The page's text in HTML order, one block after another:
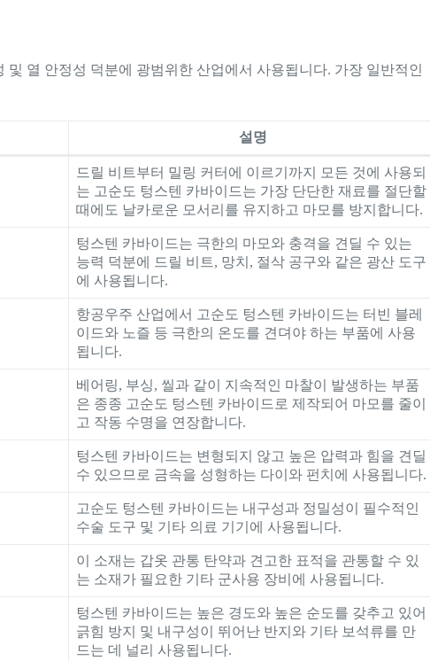
열 안정성 덕분에 광범위한 산업에서 사용됩니다. 가장 일반적인
설명
드릴 비트부터 밀링 커터에 이르기까지 모든 것에 사용되
는 고순도 텅스텐 카바이드는 가장 단단한 재료를 절단할
때에도 날카로운 모서리를 유지하고 마모를 방지합니다.
텅스텐 카바이드는 극한의 마모와 충격을 견딜 수 있는
능력 덕분에 드릴 비트, 망치, 절삭 공구와 같은 광산 도구
에 사용됩니다.
항공우주 산업에서 고순도 텅스텐 카바이드는 터빈 블레
이드와 노즐 등 극한의 온도를 견뎌야 하는 부품에 사용
됩니다.
베어링, 부싱, 씰과 같이 지속적인 마찰이 발생하는 부품
은 종종 고순도 텅스텐 카바이드로 제작되어 마모를 줄이
고 작동 수명을 연장합니다.
텅스텐 카바이드는 변형되지 않고 높은 압력과 힘을 견딜
수 있으므로 금속을 성형하는 다이와 펀치에 사용됩니다.
고순도 텅스텐 카바이드는 내구성과 정밀성이 필수적인
수술 도구 및 기타 의료 기기에 사용됩니다.
이 소재는 갑옷 관통 탄약과 견고한 표적을 관통할 수 있
는 소재가 필요한 기타 군사용 장비에 사용됩니다.
텅스텐 카바이드는 높은 경도와 높은 순도를 갖추고 있어
긁힘 방지 및 내구성이 뛰어난 반지와 기타 보석류를 만
드는 데 널리 사용됩니다.